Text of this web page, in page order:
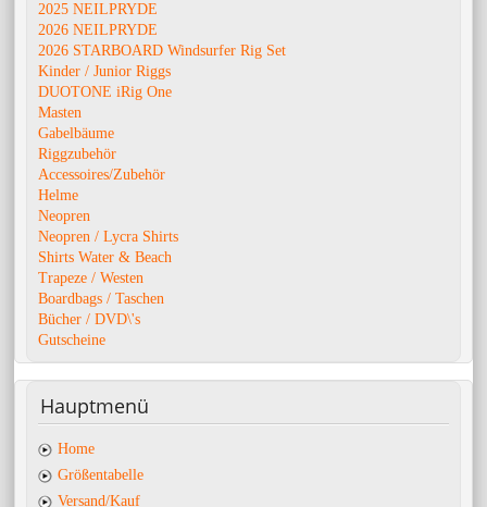
2025 NEILPRYDE
2026 NEILPRYDE
2026 STARBOARD Windsurfer Rig Set
Kinder / Junior Riggs
DUOTONE iRig One
Masten
Gabelbäume
Riggzubehör
Accessoires/Zubehör
Helme
Neopren
Neopren / Lycra Shirts
Shirts Water & Beach
Trapeze / Westen
Boardbags / Taschen
Bücher / DVD\'s
Gutscheine
Hauptmenü
Home
Größentabelle
Versand/Kauf